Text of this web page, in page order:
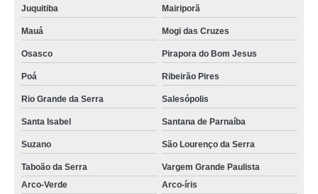
Juquitiba Mairiporã
Mauá Mogi das Cruzes
Osasco Pirapora do Bom Jesus
Poá Ribeirão Pires
Rio Grande da Serra Salesópolis
Santa Isabel Santana de Parnaíba
Suzano São Lourenço da Serra
Taboão da Serra
Vargem Grande Paulista
Arco-Verde
Arco-íris